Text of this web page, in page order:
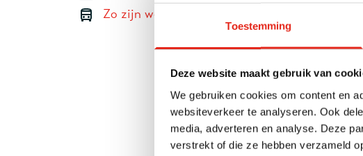
Toestemming
Deze website maakt gebruik van
We gebruiken cookies om content en
websiteverkeer te analyseren. Ook
media, adverteren en analyse. Deze
verstrekt of die ze hebben verzameld
Zo zijn we te bereiken met het OV